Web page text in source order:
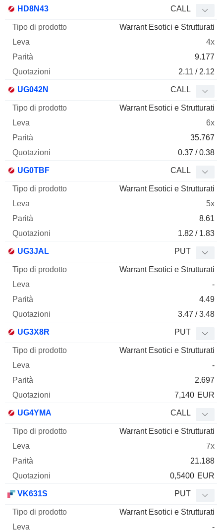
HD8N43 CALL
Warrant Esotici e Strutturati
4x
9.177
2.11 / 2.12
UG042N CALL
Warrant Esotici e Strutturati
6x
35.767
0.37 / 0.38
UG0TBF CALL
Warrant Esotici e Strutturati
5x
8.61
1.82 / 1.83
UG3JAL PUT
Warrant Esotici e Strutturati
-
4.49
3.47 / 3.48
UG3X8R PUT
Warrant Esotici e Strutturati
-
2.697
7,140 EUR
UG4YMA CALL
Warrant Esotici e Strutturati
7x
21.188
0,5400 EUR
VK631S PUT
Warrant Esotici e Strutturati
-